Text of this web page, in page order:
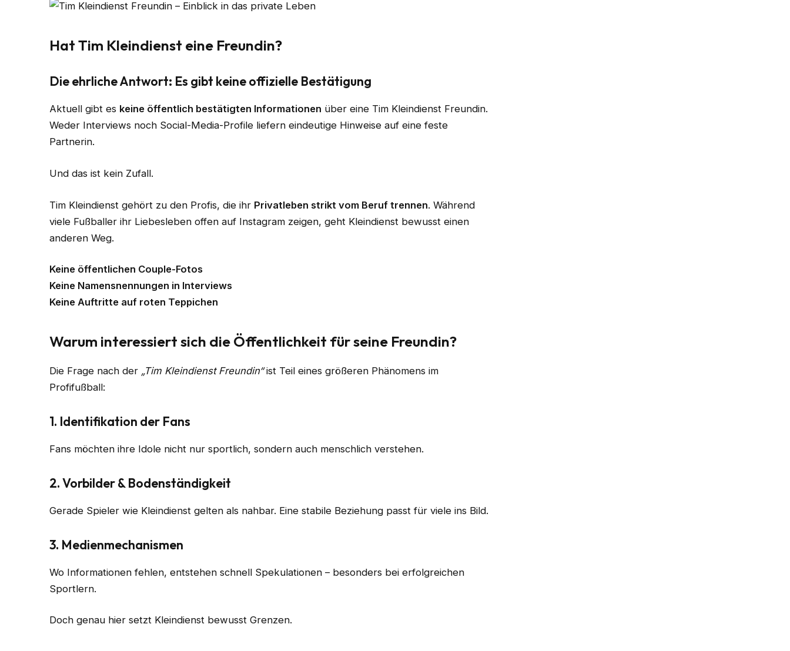
Hat Tim Kleindienst eine Freundin?
Die ehrliche Antwort: Es gibt keine offizielle Bestätigung
Aktuell gibt es keine öffentlich bestätigten Informationen über eine Tim Kleindienst Freundin.
Weder Interviews noch Social-Media-Profile liefern eindeutige Hinweise auf eine feste
Partnerin.
Und das ist kein Zufall.
Tim Kleindienst gehört zu den Profis, die ihr Privatleben strikt vom Beruf trennen. Während
viele Fußballer ihr Liebesleben offen auf Instagram zeigen, geht Kleindienst bewusst einen
anderen Weg.
Keine öffentlichen Couple-Fotos
Keine Namensnennungen in Interviews
Keine Auftritte auf roten Teppichen
Warum interessiert sich die Öffentlichkeit für seine Freundin?
Die Frage nach der „Tim Kleindienst Freundin“ist Teil eines größeren Phänomens im
Profifußball:
1. Identifikation der Fans
Fans möchten ihre Idole nicht nur sportlich, sondern auch menschlich verstehen.
2. Vorbilder & Bodenständigkeit
Gerade Spieler wie Kleindienst gelten als nahbar. Eine stabile Beziehung passt für viele ins Bild.
3. Medienmechanismen
Wo Informationen fehlen, entstehen schnell Spekulationen – besonders bei erfolgreichen
Sportlern.
Doch genau hier setzt Kleindienst bewusst Grenzen.